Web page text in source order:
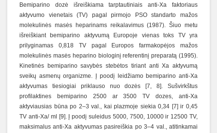
Bemiparino dozė išreiškiama tarptautiniais anti-Xa faktoriaus
aktyvumo vienetais (TV) pagal pirmojo PSO standarto mažos
molekulinės masės heparinams reikalavimus (1987). Šiuo metu
išreiškiant bemiparino aktyvumą Europoje vienas toks TV yra
prilyginamas 0,818 TV pagal Europos farmakopėjos mažos
molekulinės masės heparino biologinį referentinį preparatą (1995).
Kinetinės bemiparino savybės stebėtos tiriant anti Xa aktyvumą
sveikų asmenų organizme. Į poodį leidžiamo bemiparino anti-Xa
aktyvumas tiesiogiai priklauso nuo dozės [7, 8]. Sušvirkštus
profilaktines bemiparino 2500 ar 3500 TV dozes, anti-Xa
aktyviausias būna po 2–3 val., kai plazmoje siekia 0,34 [7] ir 0,45
TV anti-Xa/ ml [9]. Į poodį suleidus 5000, 7500, 10000 ir 12500 TV,
maksimalus anti-Xa aktyvumas pasireiškia po 3–4 val., atitinkamai